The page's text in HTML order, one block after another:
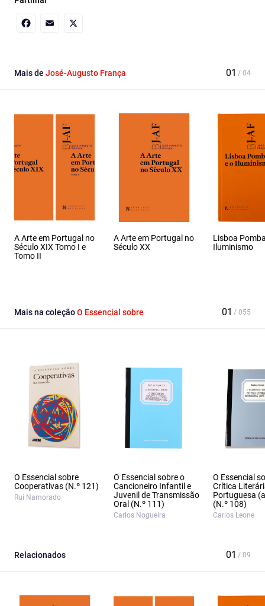
Mais de José-Augusto França
A Arte em Portugal no
Século XIX Tomo I e
Tomo II
A Arte em Portugal no
Século XX
Lisboa
Iluminismo
Mais na coleçãoO Essencial sobre
O Essencial sobre
Cooperativas (N.º 121)
Rui Namorado
O Essencial sobre o
Cancioneiro Infantil e
Juvenil de Transmissão
Oral (N.º 111)
Carlos Nogueira
O Essencial
Crítica
Portuguesa
(N.º 108)
Carlos Leone
Relacionados